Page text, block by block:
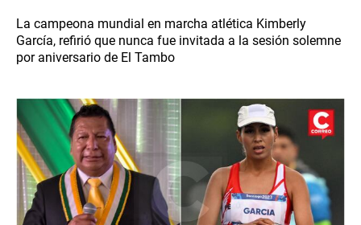
La campeona mundial en marcha atlética Kimberly
García, refirió que nunca fue invitada a la sesión solemne
por aniversario de El Tambo